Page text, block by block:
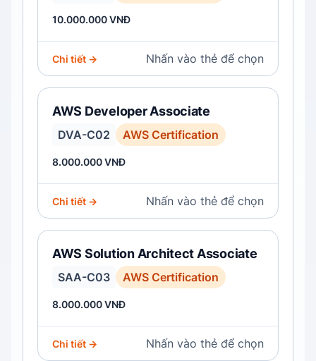
10.000.000 VNĐ
Chi tiết → Nhấn vào thẻ để chọn
AWS Developer Associate
DVA-C02 AWS Certification
8.000.000 VNĐ
Chi tiết → Nhấn vào thẻ để chọn
AWS Solution Architect Associate
SAA-C03 AWS Certification
8.000.000 VNĐ
Chi tiết → Nhấn vào thẻ để chọn